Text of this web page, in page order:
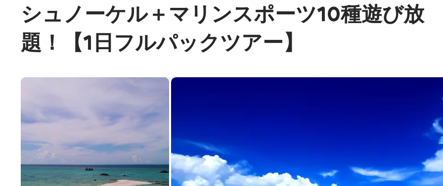
シュノーケル＋マリンスポーツ10種遊び放
題！【1日フルパックツアー】